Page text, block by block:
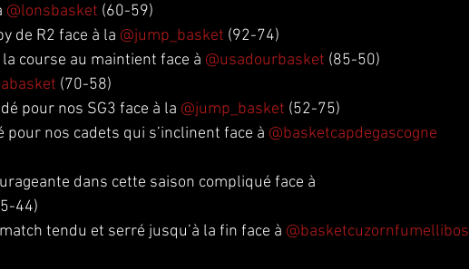
@lonsbasket (60-59)
de R2 face à la @jump_basket (92-74)
course au maintient face à @usadourbasket (85-50)
(70-58)
pour nos SG3 face à la @jump_basket (52-75)
pour nos cadets qui s’inclinent face à @basketcapdegascogne
dans cette saison compliqué face à
44)
tendu et serré jusqu’à la fin face à @basketcuzornfumellibos